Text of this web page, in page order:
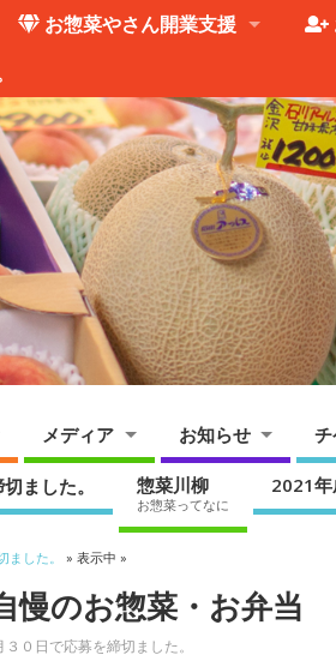
お惣菜やさん開業支援
メディア お知らせ
ました。 惣菜川柳
お惣菜ってなに
2021
ました。 » 表示中 »
慢のお惣菜・お弁当
３０日で応募を締切ました。